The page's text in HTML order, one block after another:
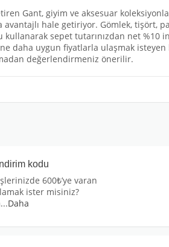
Gant, giyim ve aksesuar
hale getiriyor. Gömlek, tişört,
sepet tutarınızdan net %10
daha uygun fiyatlarla ulaşmak isteyen
değerlendirmeniz önerilir.
kodu
600₺’ye varan
ister misiniz?
...Daha